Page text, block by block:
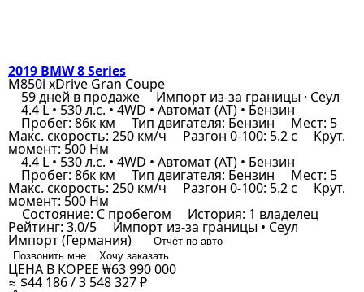
2019 BMW 8 Series
M850i xDrive Gran Coupe
59 дней в продаже Импорт из-за границы · Сеул
4.4 L • 530 л.с. • 4WD • Автомат (AT) • Бензин
Пробег: 86к км Тип двигателя: Бензин Мест: 5
Макс. скорость: 250 км/ч Разгон 0-100: 5.2 с Крут.
момент: 500 Нм
4.4 L • 530 л.с. • 4WD • Автомат (AT) • Бензин
Пробег: 86к км Тип двигателя: Бензин Мест: 5
Макс. скорость: 250 км/ч Разгон 0-100: 5.2 с Крут.
момент: 500 Нм
Состояние: С пробегом История: 1 владелец
Рейтинг: 3.0/5 Импорт из-за границы • Сеул
Импорт (Германия)
Отчёт по авто
Позвонить мне
Хочу заказать
ЦЕНА В КОРЕЕ ₩63 990 000
≈ $44 186 / 3 548 327 ₽